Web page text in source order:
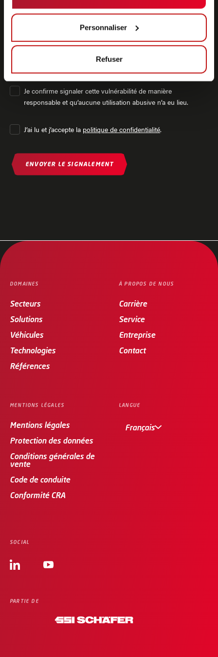
Personnaliser
Refuser
Je confirme signaler cette vulnérabilité de manière
responsable et qu’aucune utilisation abusive n’a eu lieu.
J’ai lu et j’accepte la politique de confidentialité.
ENVOYER LE SIGNALEMENT
LANGUE
Français
DOMAINES
Secteurs
Solutions
Véhicules
Technologies
Références
À PROPOS DE NOUS
Carrière
Service
Entreprise
Contact
MENTIONS LÉGALES
Mentions légales
Protection des données
Conditions générales de
vente
Code de conduite
Conformité CRA
SOCIAL
PARTIE DE